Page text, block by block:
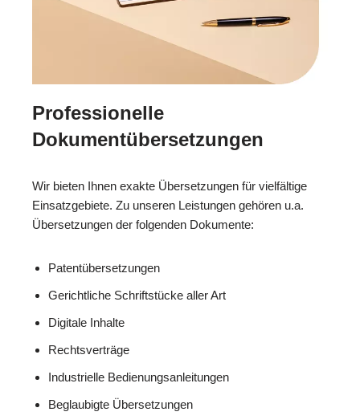
Professionelle
Dokumentübersetzungen
Wir bieten Ihnen exakte Übersetzungen für vielfältige
Einsatzgebiete. Zu unseren Leistungen gehören u.a.
Übersetzungen der folgenden Dokumente:
Patentübersetzungen
Gerichtliche Schriftstücke aller Art
Digitale Inhalte
Rechtsverträge
Industrielle Bedienungsanleitungen
Beglaubigte Übersetzungen